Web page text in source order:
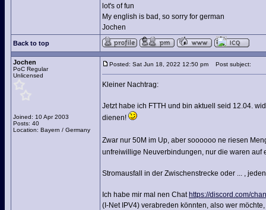
lot's of fun
My english is bad, so sorry for german
Jochen
Back to top
Jochen
PoC Regular
Unlicensed
Joined: 10 Apr 2003
Posts: 40
Location: Bayern / Germany
Posted: Sat Jun 18, 2022 12:50 pm Post subject:
Kleiner Nachtrag:
Jetzt habe ich FTTH und bin aktuell seid 12.04.
dienen!
Zwar nur 50M im Up, aber soooooo ne riesen
unfreiwillige Neuverbindungen, nur die waren auf
Stromausfall in der Zwischenstrecke oder ... ,
Ich habe mir mal nen Chat https://discord.com/
(I-Net IPV4) verabreden könnten, also wer